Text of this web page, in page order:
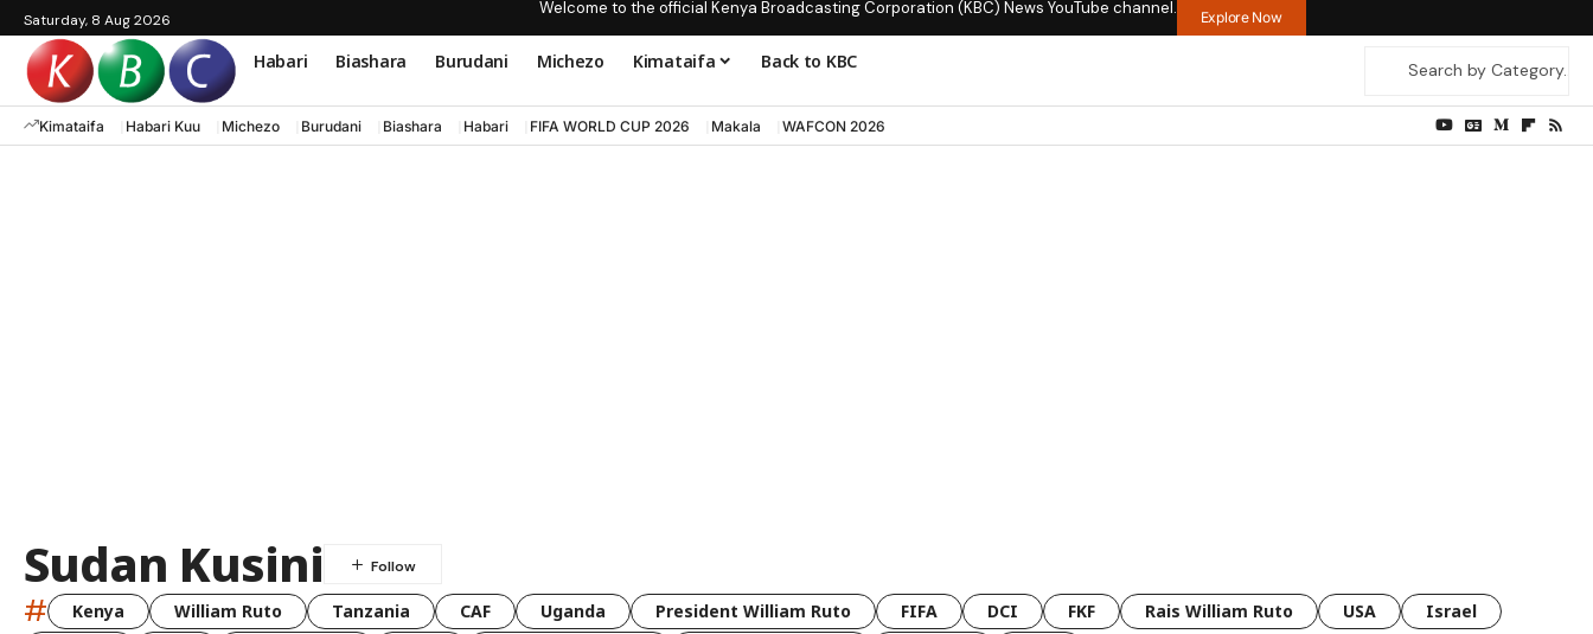
Saturday, 8 Aug 2026
Welcome to the official Kenya Broadcasting Corporation (KBC) News YouTube channel. Explore Now
Habari Biashara Burudani Michezo Kimataifa Back to KBC
Kimataifa Habari Kuu Michezo Burudani Biashara Habari FIFA WORLD CUP 2026 Makala WAFCON 2026
Sudan Kusini
# Kenya William Ruto Tanzania CAF Uganda President William Ruto FIFA DCI FKF Rais William Ruto USA
Israel